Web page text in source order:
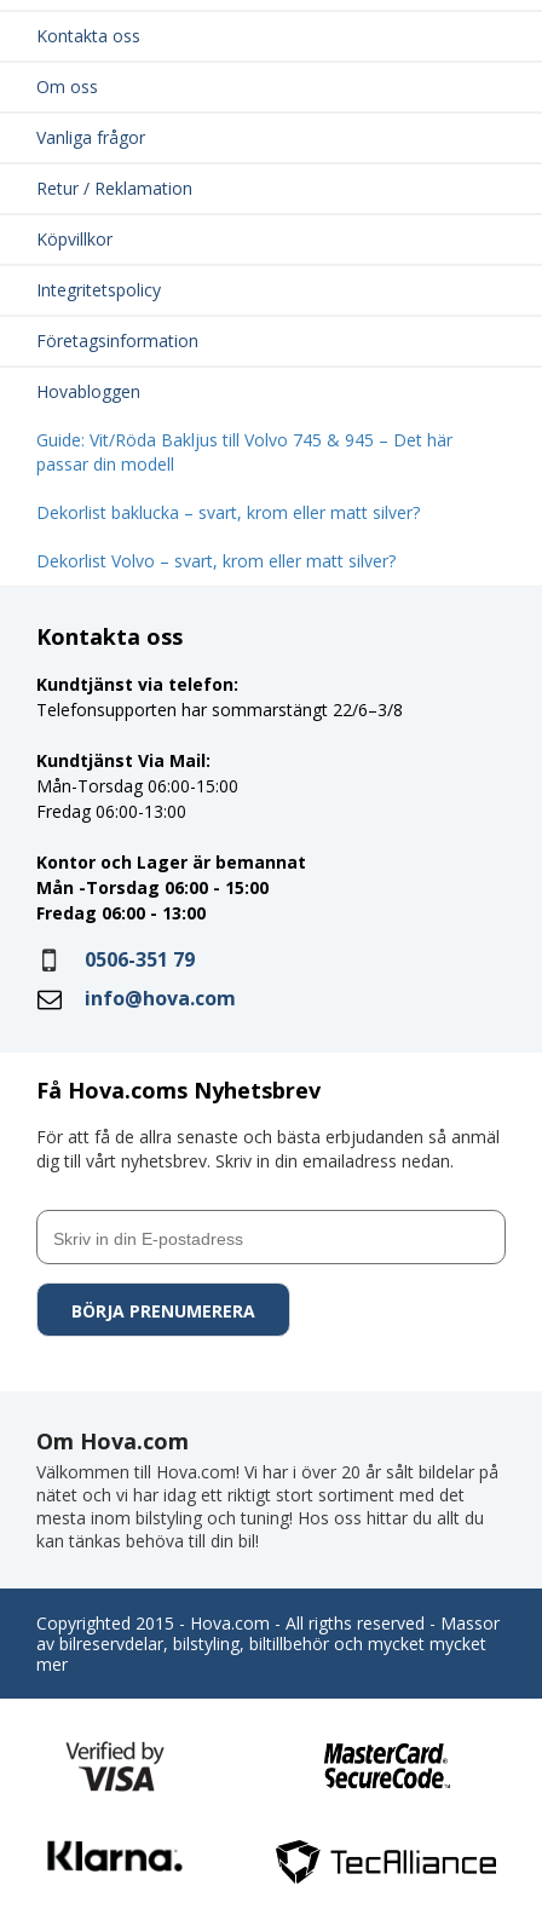
Kontakta oss
Om oss
Vanliga frågor
Retur / Reklamation
Köpvillkor
Integritetspolicy
Företagsinformation
Hovabloggen
Guide: Vit/Röda Bakljus till Volvo 745 & 945 – Det här
passar din modell
Dekorlist baklucka – svart, krom eller matt silver?
Dekorlist Volvo – svart, krom eller matt silver?
Få Hova.coms Nyhetsbrev
För att få de allra senaste och bästa erbjudanden så anmäl
dig till vårt nyhetsbrev. Skriv in din emailadress nedan.
Kontakta oss
Kundtjänst via telefon:
Telefonsupporten har sommarstängt 22/6–3/8
Kundtjänst Via Mail:
Mån-Torsdag 06:00-15:00
Fredag 06:00-13:00
Kontor och Lager är bemannat
Mån -Torsdag 06:00 - 15:00
Fredag 06:00 - 13:00
0506-351 79
info@hova.com
Om Hova.com
Välkommen till Hova.com! Vi har i över 20 år sålt bildelar på
nätet och vi har idag ett riktigt stort sortiment med det
mesta inom bilstyling och tuning! Hos oss hittar du allt du
kan tänkas behöva till din bil!
Copyrighted 2015 - Hova.com - All rigths reserved - Massor
av bilreservdelar, bilstyling, biltillbehör och mycket mycket
mer